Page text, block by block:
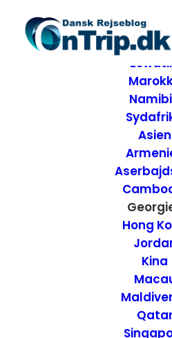
Afrika
Asien
Hong
Kina
med